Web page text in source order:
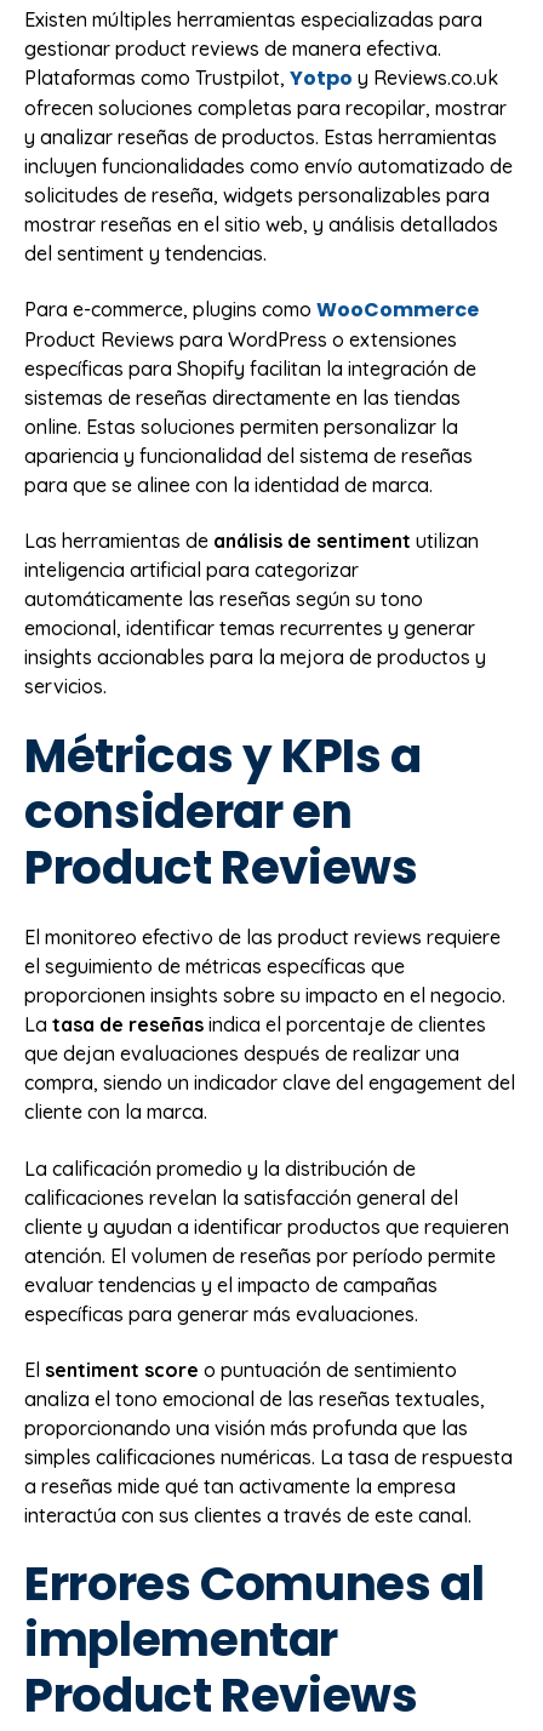
Existen múltiples herramientas especializadas para
gestionar product reviews de manera efectiva.
Plataformas como Trustpilot, Yotpo y Reviews.co.uk
ofrecen soluciones completas para recopilar, mostrar
y analizar reseñas de productos. Estas herramientas
incluyen funcionalidades como envío automatizado de
solicitudes de reseña, widgets personalizables para
mostrar reseñas en el sitio web, y análisis detallados
del sentiment y tendencias.
Para e-commerce, plugins como WooCommerce
Product Reviews para WordPress o extensiones
específicas para Shopify facilitan la integración de
sistemas de reseñas directamente en las tiendas
online. Estas soluciones permiten personalizar la
apariencia y funcionalidad del sistema de reseñas
para que se alinee con la identidad de marca.
Las herramientas de análisis de sentiment utilizan
inteligencia artificial para categorizar
automáticamente las reseñas según su tono
emocional, identificar temas recurrentes y generar
insights accionables para la mejora de productos y
servicios.
Métricas y KPIs a
considerar en
Product Reviews
El monitoreo efectivo de las product reviews requiere
el seguimiento de métricas específicas que
proporcionen insights sobre su impacto en el negocio.
La tasa de reseñas indica el porcentaje de clientes
que dejan evaluaciones después de realizar una
compra, siendo un indicador clave del engagement del
cliente con la marca.
La calificación promedio y la distribución de
calificaciones revelan la satisfacción general del
cliente y ayudan a identificar productos que requieren
atención. El volumen de reseñas por período permite
evaluar tendencias y el impacto de campañas
específicas para generar más evaluaciones.
El sentiment score o puntuación de sentimiento
analiza el tono emocional de las reseñas textuales,
proporcionando una visión más profunda que las
simples calificaciones numéricas. La tasa de respuesta
a reseñas mide qué tan activamente la empresa
interactúa con sus clientes a través de este canal.
Errores Comunes al
implementar
Product Reviews